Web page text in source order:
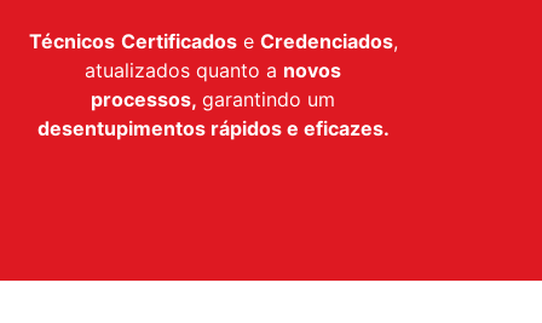
Técnicos Certificadose Credenciados,
atualizados quanto a novos
processos, garantindo um
desentupimentos rápidos e eficazes.